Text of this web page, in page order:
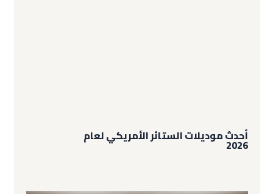
أحدث موديلات الستائر الأمريكي لعام
2026